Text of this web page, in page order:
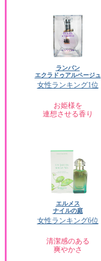
ランバン
エクラドゥアルページュ
女性ランキング1位
お姫様を
連想させる香り
エルメス
ナイルの庭
女性ランキング6位
清潔感のある
爽やかさ